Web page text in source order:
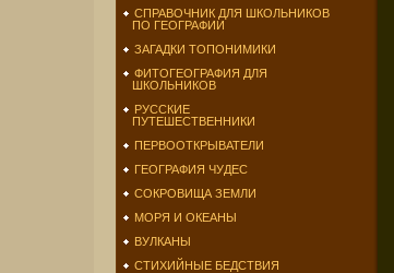
СПРАВОЧНИК ДЛЯ ШКОЛЬНИКОВ
ПО ГЕОГРАФИИ
ЗАГАДКИ ТОПОНИМИКИ
ФИТОГЕОГРАФИЯ ДЛЯ
ШКОЛЬНИКОВ
РУССКИЕ
ПУТЕШЕСТВЕННИКИ
ПЕРВООТКРЫВАТЕЛИ
ГЕОГРАФИЯ ЧУДЕС
СОКРОВИЩА ЗЕМЛИ
МОРЯ И ОКЕАНЫ
ВУЛКАНЫ
СТИХИЙНЫЕ БЕДСТВИЯ